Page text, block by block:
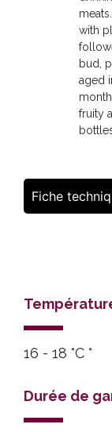
with
bud,
aged
fruity
Fiche
16 - 18 °C °
Durée de